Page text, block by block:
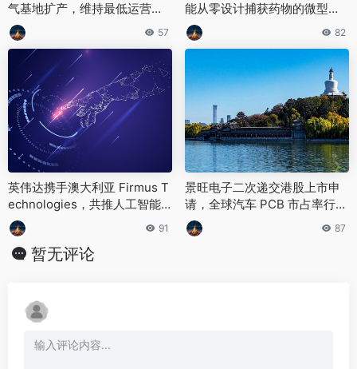
气基地扩产，维持最低运营负
荷
57
能从零设计捕获药物的微型蛋
白
82
英伟达携手澳大利亚 Firmus T
echnologies，共推人工智能
合作
91
景旺电子二次递交港股上市申
请，全球汽车 PCB 市占率行业
第一
87
暂无评论